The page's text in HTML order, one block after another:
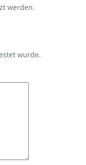
werden.
wurde.